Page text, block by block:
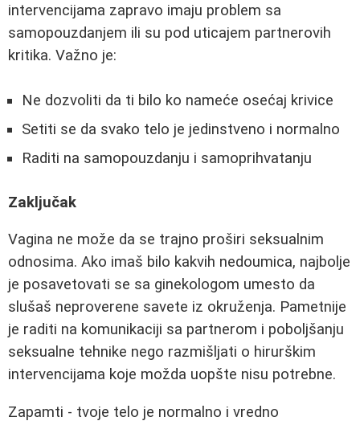
intervencijama zapravo imaju problem sa
samopouzdanjem ili su pod uticajem partnerovih
kritika. Važno je:
Ne dozvoliti da ti bilo ko nameće osećaj krivice
Setiti se da svako telo je jedinstveno i normalno
Raditi na samopouzdanju i samoprihvatanju
Zaključak
Vagina ne može da se trajno proširi seksualnim
odnosima. Ako imaš bilo kakvih nedoumica, najbolje
je posavetovati se sa ginekologom umesto da
slušaš neproverene savete iz okruženja. Pametnije
je raditi na komunikaciji sa partnerom i poboljšanju
seksualne tehnike nego razmišljati o hirurškim
intervencijama koje možda uopšte nisu potrebne.
Zapamti - tvoje telo je normalno i vredno